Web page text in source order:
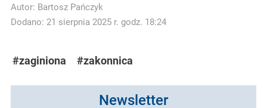
Autor: Bartosz Pańczyk
Dodano: 21 sierpnia 2025 r. godz. 18:24
#zaginiona #zakonnica
Newsletter